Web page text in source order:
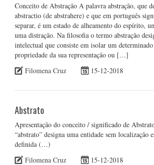
Conceito de Abstração A palavra abstração, que
abstractio (de abstrahere) e que em português
separar, é um estado de alheamento do espírito,
uma distração. Na filosofia o termo abstração
intelectual que consiste em isolar um
propriedade da sua representação ou […]
Filomena Cruz
15-12-2018
Abstrato
Apresentação do conceito / significado de
“abstrato” designa uma entidade sem localização
definida (…)
Filomena Cruz
15-12-2018